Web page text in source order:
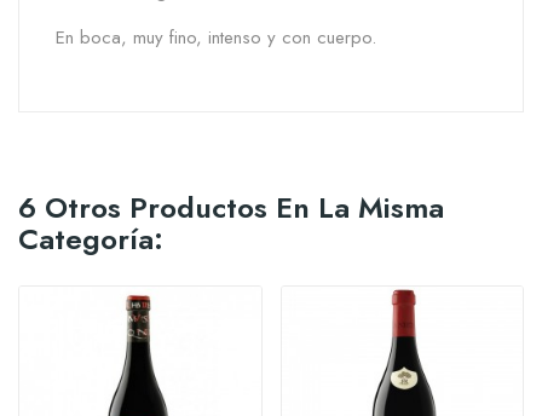
En boca, muy fino, intenso y con cuerpo.
6 Otros Productos En La Misma
Categoría: